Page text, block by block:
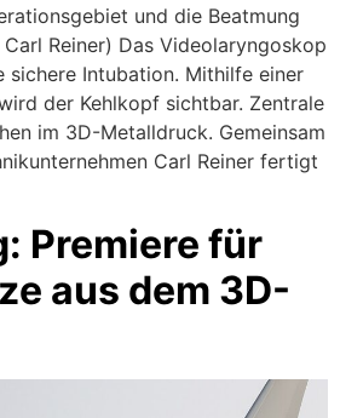
und die Beatmung
Reiner) Das Videolaryngoskop
Intubation. Mithilfe einer
der Kehlkopf sichtbar. Zentrale
im 3D-Metalldruck. Gemeinsam
Carl Reiner fertigt
Premiere für
aus dem 3D-